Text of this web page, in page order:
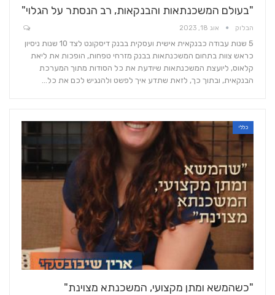
"בעולם המשכנתאות והבנקאות, רב הנסתר על הגלוי"
הבלוק אוג 18, 2023
5 שנות עבודה כבנקאית אישית ועסקית בבנק דיסקונט לצד 10 שנות ניסיון
כראש צוות בתחום המשכנתאות בבנק מזרחי טפחות, הופכות את ליאת
קלאוס, ליועצת המשכנתאות שיודעת את כל הסודות מתוך המערכת
הבנקאית, ובתוך כך, לזאת שתדע איך לפשט ולהנגיש לכם את כל…
כללי
"כשהמשא ומתן מקצועי, המשכנתא מצוינת"